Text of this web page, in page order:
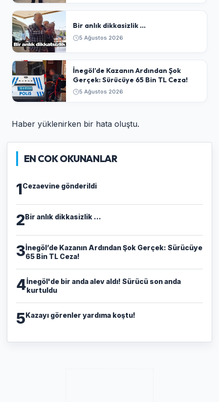
Bir anlık dikkasizlik ...
5 Ağustos 2026
​İnegöl’de Kazanın Ardından Şok
Gerçek: Sürücüye 65 Bin TL Ceza!
5 Ağustos 2026
Haber yüklenirken bir hata oluştu.
EN COK OKUNANLAR
1Cezaevine gönderildi
2Bir anlık dikkasizlik ...
3​İnegöl’de Kazanın Ardından Şok Gerçek: Sürücüye
65 Bin TL Ceza!
4İnegöl'de bir anda alev aldı! Sürücü son anda
kurtuldu
5Kazayı görenler yardıma koştu!